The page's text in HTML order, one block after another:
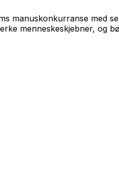
manuskonkurranse med
menneskeskjebner, og